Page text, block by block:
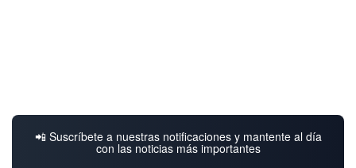
📲 Suscríbete a nuestras notificaciones y mantente al día
con las noticias más importantes